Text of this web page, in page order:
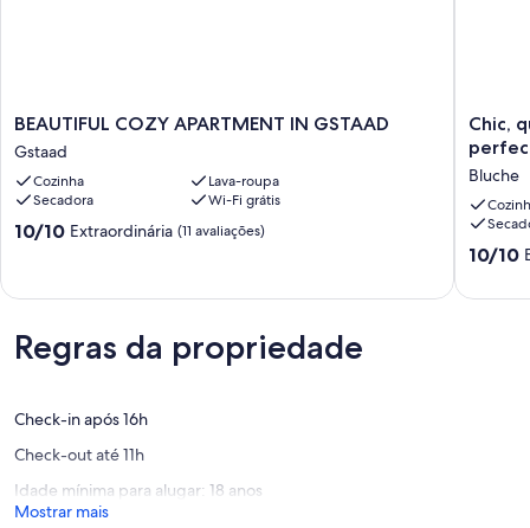
BEAUTIFUL
COZY
APARTMENT
IN
GSTAAD
Gstaad
BEAUTIFUL COZY APARTMENT IN GSTAAD
Gstaad
Cozinha
Lava-roupa
Secadora
Wi-Fi grátis
10.0
Extraordinária,
avaliações)
10/10 Extraordinária (11 avaliações)
Chic,
quiet
and
5-
chalet
Chic,
Bluche
10.0
10,
10/10
Regras da propriedade
Check-in após 16h
Check-out até 11h
Idade mínima para alugar: 18 anos
Mostrar mais